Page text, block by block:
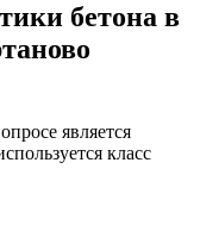
бетона в
является
класс